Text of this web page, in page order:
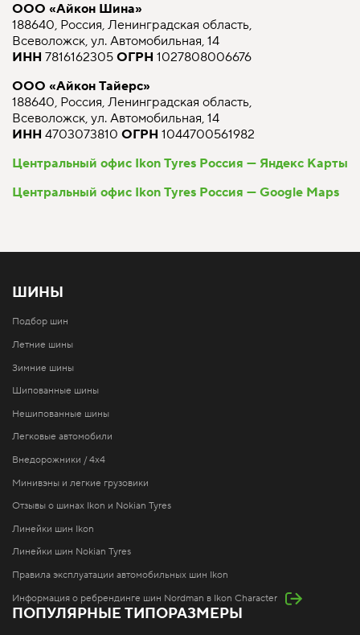
ООО «Айкон Шина»
188640, Россия, Ленинградская область,
Всеволожск, ул. Автомобильная, 14
ИНН 7816162305 ОГРН 1027808006676
ООО «Айкон Тайерс»
188640, Россия, Ленинградская область,
Всеволожск, ул. Автомобильная, 14
ИНН 4703073810 ОГРН 1044700561982
Центральный офис Ikon Tyres Россия — Яндекс Карты
Центральный офис Ikon Tyres Россия — Google Maps
ШИНЫ
Подбор шин
Летние шины
Зимние шины
Шипованные шины
Нешипованные шины
Легковые автомобили
Внедорожники / 4x4
Минивэны и легкие грузовики
Отзывы о шинах Ikon и Nokian Tyres
Линейки шин Ikon
Линейки шин Nokian Tyres
Правила эксплуатации автомобильных шин Ikon
Информация о ребрендинге шин Nordman в Ikon Character
ПОПУЛЯРНЫЕ ТИПОРАЗМЕРЫ